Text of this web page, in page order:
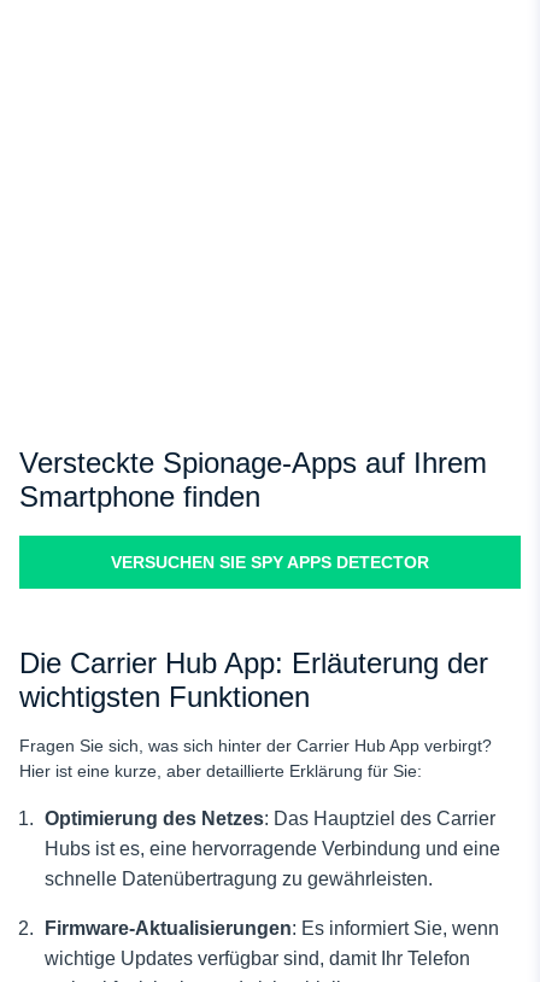
Versteckte Spionage-Apps auf Ihrem
Smartphone finden
VERSUCHEN SIE SPY APPS DETECTOR
Die Carrier Hub App: Erläuterung der
wichtigsten Funktionen
Fragen Sie sich, was sich hinter der Carrier Hub App verbirgt?
Hier ist eine kurze, aber detaillierte Erklärung für Sie:
Optimierung des Netzes: Das Hauptziel des Carrier
Hubs ist es, eine hervorragende Verbindung und eine
schnelle Datenübertragung zu gewährleisten.
Firmware-Aktualisierungen: Es informiert Sie, wenn
wichtige Updates verfügbar sind, damit Ihr Telefon